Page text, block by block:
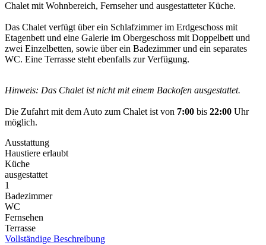
Chalet mit Wohnbereich, Fernseher und ausgestatteter Küche.
Das Chalet verfügt über ein Schlafzimmer im Erdgeschoss mit
Etagenbett und eine Galerie im Obergeschoss mit Doppelbett und
zwei Einzelbetten, sowie über ein Badezimmer und ein separates
WC. Eine Terrasse steht ebenfalls zur Verfügung.
Hinweis: Das Chalet ist nicht mit einem Backofen ausgestattet.
Die Zufahrt mit dem Auto zum Chalet ist von 7:00 bis 22:00 Uhr
möglich.
Ausstattung
Haustiere erlaubt
Küche
ausgestattet
1
Badezimmer
WC
Fernsehen
Terrasse
Vollständige Beschreibung